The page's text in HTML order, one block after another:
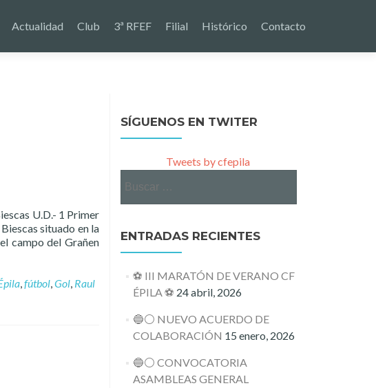
Actualidad Club 3ª RFEF Filial Histórico Contacto
U.D.- 1 Primer
situado en la
campo del Grañen
,fútbol,Gol, Raul
SÍGUENOS EN TWITER
Tweets by cfepila
ENTRADAS RECIENTES
⚽ III MARATÓN DE VERANO CF
ÉPILA ⚽ 24 abril, 2026
🔵⚪️ NUEVO ACUERDO DE
COLABORACIÓN 15 enero, 2026
🔵⚪️ CONVOCATORIA
ASAMBLEAS GENERAL